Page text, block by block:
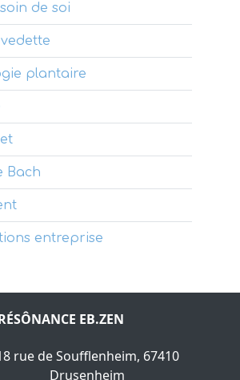
de soi
plantaire
Bach
entreprise
EB.ZEN
rue de Soufflenheim, 67410
Drusenheim